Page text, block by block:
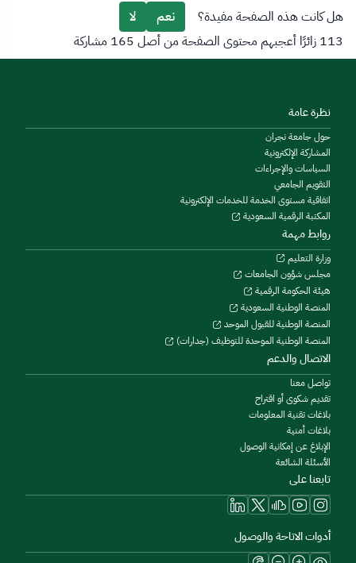
هل كانت هذه الصفحة مفيدة؟ نعم
لا
113 زائرًا أعجبهم محتوى الصفحة من أصل 165 مشاركة
نظرة عامة
حول جامعة نجران
المشاركة الإلكترونية
السياسات والإجراءات
التقويم الجامعي
اتفاقية مستوى الخدمة للخدمات الإلكترونية
المكتبة الرقمية السعودية
روابط مهمة
وزارة التعليم
مجلس شؤون الجامعات
هيئة الحكومة الرقمية
المنصة الوطنية السعودية
المنصة الوطنية للقبول الموحد
المنصة الوطنية الموحدة للتوظيف (جدارات)
الاتصال والدعم
تواصل معنا
تقديم شكوى أو اقتراح
بلاغات تقنية المعلومات
بلاغات أمنية
الإبلاغ عن إمكانية الوصول
الأسئلة الشائعة
تابعنا على
أدوات الاتاحة والوصول